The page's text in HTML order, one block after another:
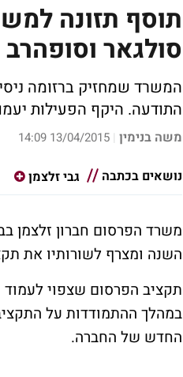
תוסף תזונה
סולגאר וסופהרב
המשרד שמחזיק ברזומה
התודעה. היקף הפעילות יעמוד על כ-5
משה בנימין |
13/04/2015 14:09
נושאים בכתבה
גבי זלצמן
משרד הפרסום חברון זלצמן
השנה ומצרף לשורותיו את
במהלך ההתמודדות על
החדש של החברה.